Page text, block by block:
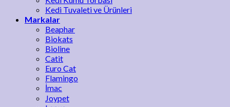
Kedi Tuvaleti ve Ürünleri
Markalar
Beaphar
Biokats
Bioline
Catit
Euro Cat
Flamingo
İmac
Joypet